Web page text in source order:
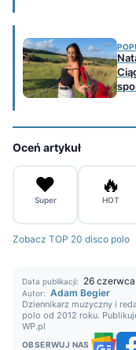
Oceń artykuł
❤️
Super
🔥
HOT
Zobacz TOP 20 disco polo
Data publikacji: 26
Autor: Adam Begier
Dziennikarz muzyczny i
polo od 2012 roku.
WP.pl
OBSERWUJ NAS